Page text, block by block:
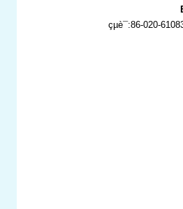
çµè¯:86-020-